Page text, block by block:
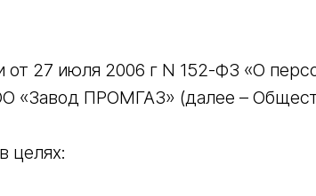
от 27 июля 2006 г N 152-ФЗ «О
«Завод ПРОМГАЗ» (далее –
целях: